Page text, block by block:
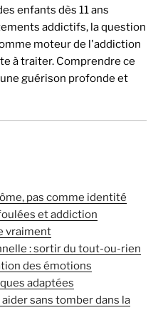
enfants dès 11 ans
addictifs, la question
moteur de l'addiction
à traiter. Comprendre ce
guérison profonde et
pas comme identité
et addiction
vraiment
: sortir du tout-ou-rien
des émotions
adaptées
sans tomber dans la